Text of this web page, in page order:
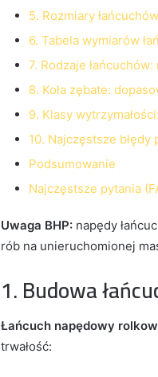
5. Rozmiary
6. Tabela wymiarów
7. Rodzaje
8. Koła zębate:
9. Klasy
10. Najczęstsze
Podsumowanie
Najczęstsze pytania
Uwaga BHP: napędy
rób na unieruchomionej
1. Budowa
Łańcuch napędowy
trwałość: